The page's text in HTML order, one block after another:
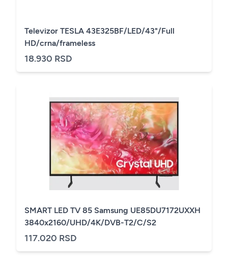
Televizor TESLA 43E325BF/LED/43"/Full
HD/crna/frameless
18.930 RSD
SMART LED TV 85 Samsung UE85DU7172UXXH
3840x2160/UHD/4K/DVB-T2/C/S2
117.020 RSD